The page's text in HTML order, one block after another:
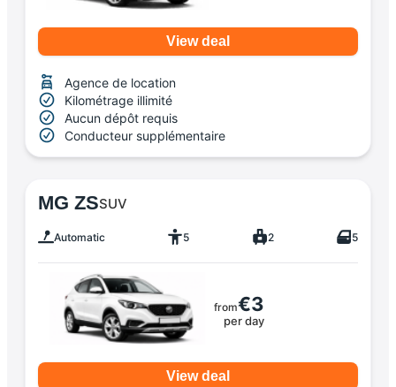
View deal
Agence de location
Kilométrage illimité
Aucun dépôt requis
Conducteur supplémentaire
MG ZSSUV
Automatic 5 2 5
from€3
per day
View deal